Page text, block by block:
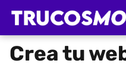
Crea tu